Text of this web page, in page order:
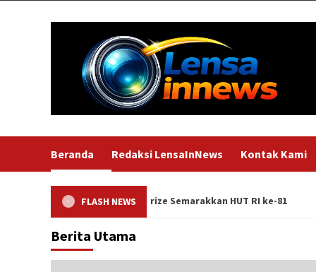
Beranda Redaksi LensaInNews Kontak Kami
FLASH NEWS
Doorprize Semarakkan HUT RI ke-81
Berita Utama